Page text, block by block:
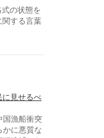
の状態を
関する言葉
に見せるべ
国漁船衝突
かに悪質な